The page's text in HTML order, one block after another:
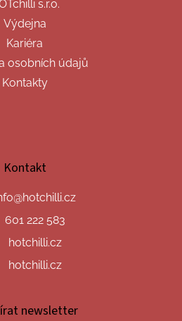
s.r.o.
Výdejna
Kariéra
osobních údajů
Kontakty
Kontakt
@hotchilli.cz
601 222 583
hotchilli.cz
hotchilli.cz
newsletter